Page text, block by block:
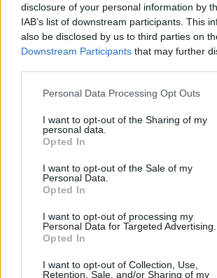
disclosure of your personal information by
IAB’s list of downstream participants. This
also be disclosed by us to third parties on
Downstream Participants that may further
Please note that this website/app uses one
not limited to your visit or usage behaviour.
grant or deny consent to Google and its
use your data for below specified purposes
consent section.
Personal Data Processing Opt Outs
I want to opt-out of the Sharing of my
personal data.
Opted In
I want to opt-out of the Sale of my
Personal Data.
Opted In
I want to opt-out of processing my
Personal Data for Targeted Advertising.
Opted In
I want to opt-out of Collection, Use,
Retention, Sale, and/or Sharing of my
BEST OF